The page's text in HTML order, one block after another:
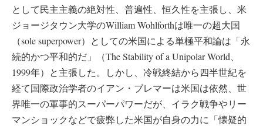
として民主主義の絶対性、普遍性、恒久性を主張し、米
ジョージタウン大学のWilliam Wohlforthは唯一の超大国
（sole superpower）としての米国による単極平和論は「永
続的かつ平和的だ」（The Stability of a Unipolar World、
1999年）と主張した。しかし、冷戦終結から四半世紀を
経て国際政治学者のイアン・ブレマーは米国は依然、世
界唯一の軍事的スーパーパワーだが、イラク戦争やリー
マンショックなどで疲弊した米国が自身の力に「懐疑的